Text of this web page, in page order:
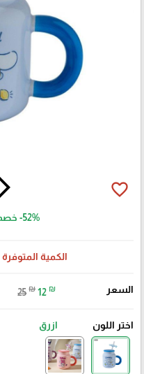
favorite_border
-52%
الكمية
السعر 25 ₪ 12 ₪
اختر اللون ازرق